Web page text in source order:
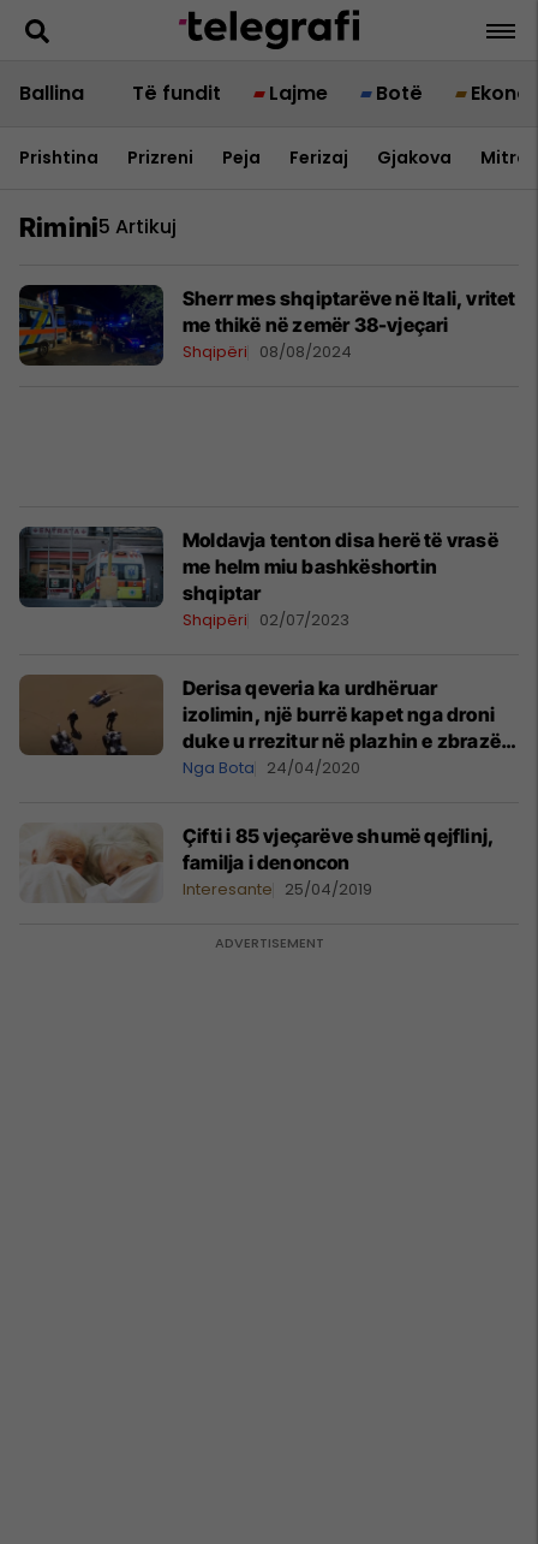
Ballina Të fundit Lajme Botë
Prishtina Prizreni Peja Ferizaj Gjakova
Rimini5 Artikuj
Sherr mes shqiptarëve në Itali, vritet
me thikë në zemër 38-vjeçari
Shqipëri 08/08/2024
Moldavja tenton disa herë të vrasë
me helm miu bashkëshortin
shqiptar
Shqipëri 02/07/2023
Derisa qeveria ka urdhëruar
izolimin, një burrë kapet nga droni
duke u rrezitur në plazhin e zbrazët
– dënohet nga policia italiane
Nga Bota 24/04/2020
Çifti i 85 vjeçarëve shumë qejflinj,
familja i denoncon
Interesante 25/04/2019